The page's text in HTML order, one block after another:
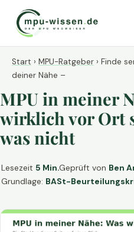
Start › MPU-Ratgeber › Finde
deiner Nähe –
MPU in meiner
wirklich vor Ort
was nicht
Lesezeit 5 Min.Geprüft von Ben
Grundlage: BASt-